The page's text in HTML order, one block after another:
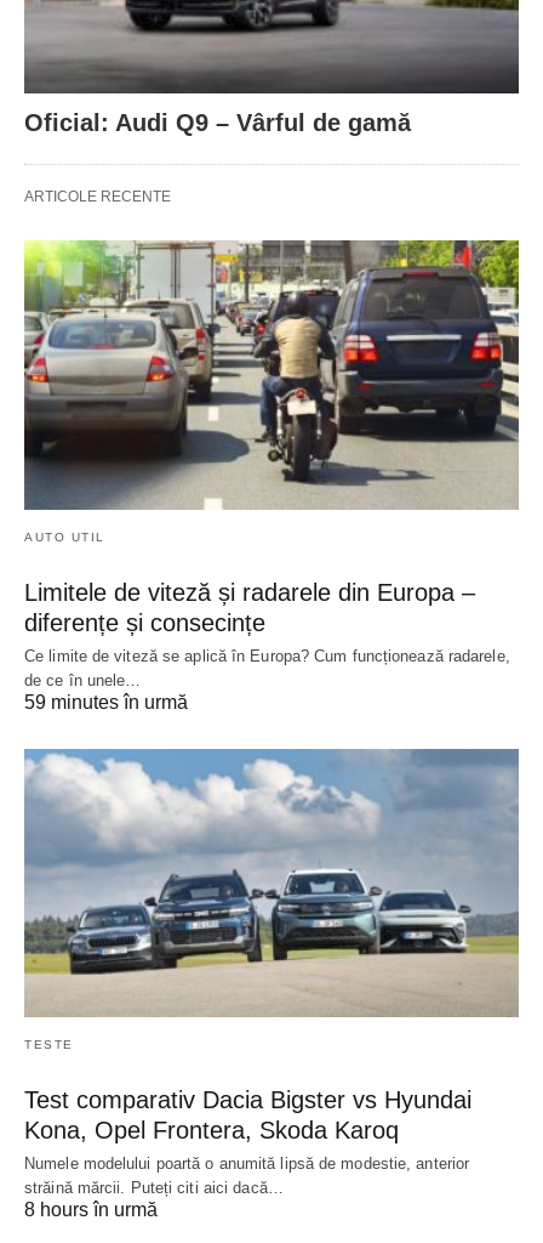
Oficial: Audi Q9 – Vârful de gamă
ARTICOLE RECENTE
AUTO UTIL
Limitele de viteză și radarele din Europa –
diferențe și consecințe
Ce limite de viteză se aplică în Europa? Cum funcționează radarele,
de ce în unele…
59 minutes în urmă
TESTE
Test comparativ Dacia Bigster vs Hyundai
Kona, Opel Frontera, Skoda Karoq
Numele modelului poartă o anumită lipsă de modestie, anterior
străină mărcii. Puteți citi aici dacă…
8 hours în urmă